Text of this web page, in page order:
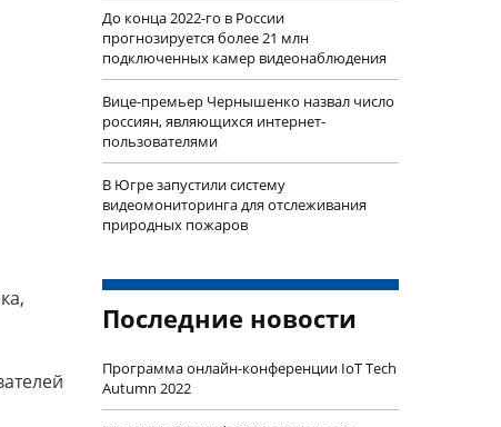
До конца 2022-го в России
прогнозируется более 21 млн
подключенных камер видеонаблюдения
Вице-премьер Чернышенко назвал число
россиян, являющихся интернет-
пользователями
В Югре запустили систему
видеомониторинга для отслеживания
природных пожаров
Последние новости
Программа онлайн-конференции IoT Tech
Autumn 2022